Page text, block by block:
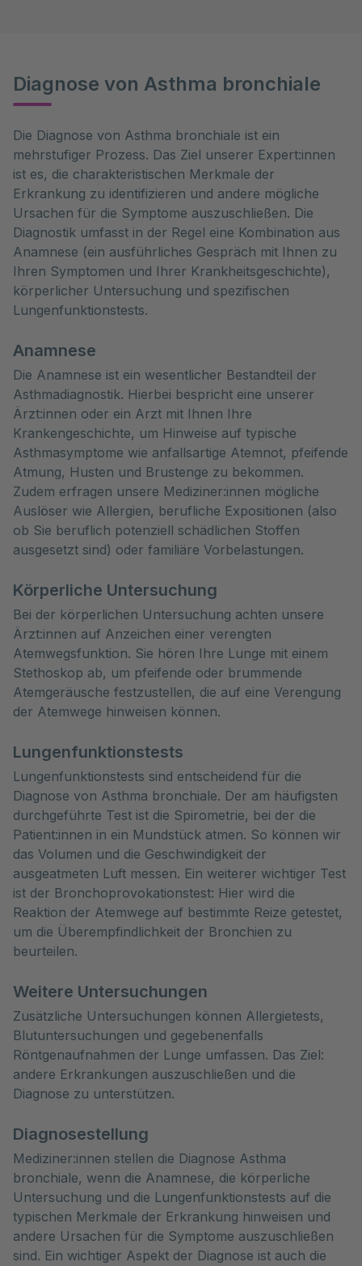
Diagnose von Asthma bronchiale
Die Diagnose von Asthma bronchiale ist ein
mehrstufiger Prozess. Das Ziel unserer Expert:innen
ist es, die charakteristischen Merkmale der
Erkrankung zu identifizieren und andere mögliche
Ursachen für die Symptome auszuschließen. Die
Diagnostik umfasst in der Regel eine Kombination aus
Anamnese (ein ausführliches Gespräch mit Ihnen zu
Ihren Symptomen und Ihrer Krankheitsgeschichte),
körperlicher Untersuchung und spezifischen
Lungenfunktionstests.
Anamnese
Die Anamnese ist ein wesentlicher Bestandteil der
Asthmadiagnostik. Hierbei bespricht eine unserer
Ärzt:innen oder ein Arzt mit Ihnen Ihre
Krankengeschichte, um Hinweise auf typische
Asthmasymptome wie anfallsartige Atemnot, pfeifende
Atmung, Husten und Brustenge zu bekommen.
Zudem erfragen unsere Mediziner:innen mögliche
Auslöser wie Allergien, berufliche Expositionen (also
ob Sie beruflich potenziell schädlichen Stoffen
ausgesetzt sind) oder familiäre Vorbelastungen.
Körperliche Untersuchung
Bei der körperlichen Untersuchung achten unsere
Ärzt:innen auf Anzeichen einer verengten
Atemwegsfunktion. Sie hören Ihre Lunge mit einem
Stethoskop ab, um pfeifende oder brummende
Atemgeräusche festzustellen, die auf eine Verengung
der Atemwege hinweisen können.
Lungenfunktionstests
Lungenfunktionstests sind entscheidend für die
Diagnose von Asthma bronchiale. Der am häufigsten
durchgeführte Test ist die Spirometrie, bei der die
Patient:innen in ein Mundstück atmen. So können wir
das Volumen und die Geschwindigkeit der
ausgeatmeten Luft messen. Ein weiterer wichtiger Test
ist der Bronchoprovokationstest: Hier wird die
Reaktion der Atemwege auf bestimmte Reize getestet,
um die Überempfindlichkeit der Bronchien zu
beurteilen.
Weitere Untersuchungen
Zusätzliche Untersuchungen können Allergietests,
Blutuntersuchungen und gegebenenfalls
Röntgenaufnahmen der Lunge umfassen. Das Ziel:
andere Erkrankungen auszuschließen und die
Diagnose zu unterstützen.
Diagnosestellung
Mediziner:innen stellen die Diagnose Asthma
bronchiale, wenn die Anamnese, die körperliche
Untersuchung und die Lungenfunktionstests auf die
typischen Merkmale der Erkrankung hinweisen und
andere Ursachen für die Symptome auszuschließen
sind. Ein wichtiger Aspekt der Diagnose ist auch die